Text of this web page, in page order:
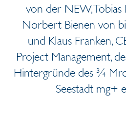
von der NEW, Tobias
Norbert Bienen von
und Klaus Franken,
Project Management,
Hintergründe des ¾
Seestadt mg+